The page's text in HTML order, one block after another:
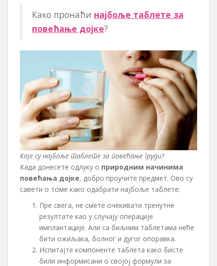
Како пронаћи најбоље таблете за
повећање дојке?
Које су најбоље таблете за повећање груди?
Када донесете одлуку о природним начинима
повећања дојке, добро проучите предмет. Ово су
савети о томе како одабрати најбоље таблете:
Пре свега, не смете очекивати тренутне
резултате као у случају операције
имплантације. Али са биљним таблетама неће
бити ожиљака, болног и дугог опоравка.
Испитајте компоненте таблета како бисте
били информисани о својој формули за